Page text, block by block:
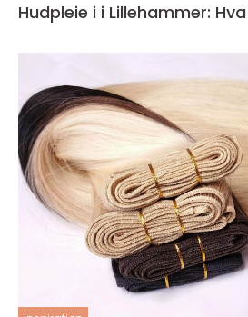
Hudpleie i i Lillehammer: